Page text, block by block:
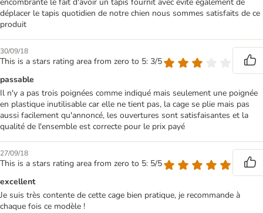
déplacer le tapis quotidien de notre chien nous sommes satisfaits de ce
produit
30/09/18
This is a stars rating area from zero to 5: 3/5
passable
Il n'y a pas trois poignées comme indiqué mais seulement une poignée
en plastique inutilisable car elle ne tient pas, la cage se plie mais pas
aussi facilement qu'annoncé, les ouvertures sont satisfaisantes et la
qualité de l'ensemble est correcte pour le prix payé
27/09/18
This is a stars rating area from zero to 5: 5/5
excellent
Je suis très contente de cette cage bien pratique, je recommande à
chaque fois ce modèle !